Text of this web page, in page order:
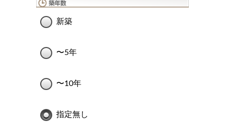
新築
〜5年
〜10年
指定無し